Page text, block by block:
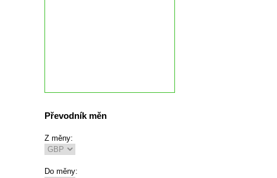
Převodník měn
Z měny:
Do měny: